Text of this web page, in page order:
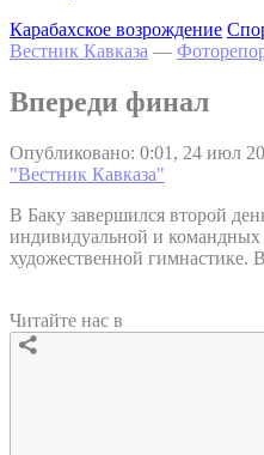
Карабахское возрождение
Вестник Кавказа —
Впереди финал
Опубликовано: 0:01, 24 июл
"Вестник Кавказа"
В Баку завершился второй
индивидуальной и
художественной гимнастике.
Читайте нас в